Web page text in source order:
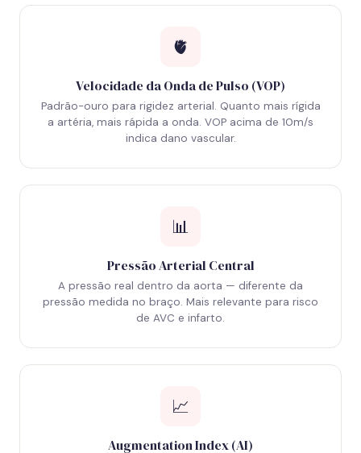
🫀
Velocidade da Onda de Pulso (VOP)
Padrão-ouro para rigidez arterial. Quanto mais rígida
a artéria, mais rápida a onda. VOP acima de 10m/s
indica dano vascular.
📊
Pressão Arterial Central
A pressão real dentro da aorta — diferente da
pressão medida no braço. Mais relevante para risco
de AVC e infarto.
📈
Augmentation Index (AI)